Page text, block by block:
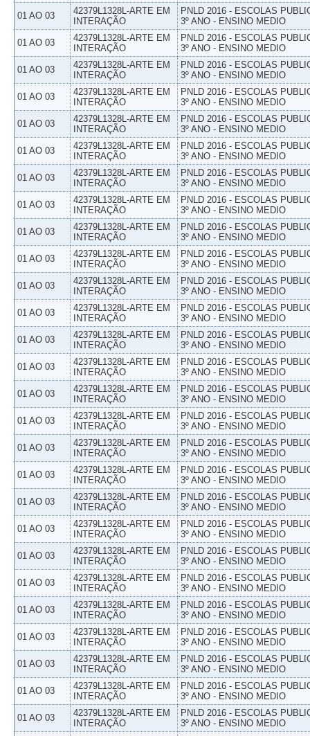
01 AO 03
42379L1328L-ARTE EM
INTERAÇÃO
PNLD 2016 - ESCOLAS
3º ANO - ENSINO MEDIO
01 AO 03
42379L1328L-ARTE EM
INTERAÇÃO
PNLD 2016 - ESCOLAS
3º ANO - ENSINO MEDIO
01 AO 03
42379L1328L-ARTE EM
INTERAÇÃO
PNLD 2016 - ESCOLAS
3º ANO - ENSINO MEDIO
01 AO 03
42379L1328L-ARTE EM
INTERAÇÃO
PNLD 2016 - ESCOLAS
3º ANO - ENSINO MEDIO
01 AO 03
42379L1328L-ARTE EM
INTERAÇÃO
PNLD 2016 - ESCOLAS
3º ANO - ENSINO MEDIO
01 AO 03
42379L1328L-ARTE EM
INTERAÇÃO
PNLD 2016 - ESCOLAS
3º ANO - ENSINO MEDIO
01 AO 03
42379L1328L-ARTE EM
INTERAÇÃO
PNLD 2016 - ESCOLAS
3º ANO - ENSINO MEDIO
01 AO 03
42379L1328L-ARTE EM
INTERAÇÃO
PNLD 2016 - ESCOLAS
3º ANO - ENSINO MEDIO
01 AO 03
42379L1328L-ARTE EM
INTERAÇÃO
PNLD 2016 - ESCOLAS
3º ANO - ENSINO MEDIO
01 AO 03
42379L1328L-ARTE EM
INTERAÇÃO
PNLD 2016 - ESCOLAS
3º ANO - ENSINO MEDIO
01 AO 03
42379L1328L-ARTE EM
INTERAÇÃO
PNLD 2016 - ESCOLAS
3º ANO - ENSINO MEDIO
01 AO 03
42379L1328L-ARTE EM
INTERAÇÃO
PNLD 2016 - ESCOLAS
3º ANO - ENSINO MEDIO
01 AO 03
42379L1328L-ARTE EM
INTERAÇÃO
PNLD 2016 - ESCOLAS
3º ANO - ENSINO MEDIO
01 AO 03
42379L1328L-ARTE EM
INTERAÇÃO
PNLD 2016 - ESCOLAS
3º ANO - ENSINO MEDIO
01 AO 03
42379L1328L-ARTE EM
INTERAÇÃO
PNLD 2016 - ESCOLAS
3º ANO - ENSINO MEDIO
01 AO 03
42379L1328L-ARTE EM
INTERAÇÃO
PNLD 2016 - ESCOLAS
3º ANO - ENSINO MEDIO
01 AO 03
42379L1328L-ARTE EM
INTERAÇÃO
PNLD 2016 - ESCOLAS
3º ANO - ENSINO MEDIO
01 AO 03
42379L1328L-ARTE EM
INTERAÇÃO
PNLD 2016 - ESCOLAS
3º ANO - ENSINO MEDIO
01 AO 03
42379L1328L-ARTE EM
INTERAÇÃO
PNLD 2016 - ESCOLAS
3º ANO - ENSINO MEDIO
01 AO 03
42379L1328L-ARTE EM
INTERAÇÃO
PNLD 2016 - ESCOLAS
3º ANO - ENSINO MEDIO
01 AO 03
42379L1328L-ARTE EM
INTERAÇÃO
PNLD 2016 - ESCOLAS
3º ANO - ENSINO MEDIO
01 AO 03
42379L1328L-ARTE EM
INTERAÇÃO
PNLD 2016 - ESCOLAS
3º ANO - ENSINO MEDIO
01 AO 03
42379L1328L-ARTE EM
INTERAÇÃO
PNLD 2016 - ESCOLAS
3º ANO - ENSINO MEDIO
01 AO 03
42379L1328L-ARTE EM
INTERAÇÃO
PNLD 2016 - ESCOLAS
3º ANO - ENSINO MEDIO
01 AO 03
42379L1328L-ARTE EM
INTERAÇÃO
PNLD 2016 - ESCOLAS
3º ANO - ENSINO MEDIO
01 AO 03
42379L1328L-ARTE EM
INTERAÇÃO
PNLD 2016 - ESCOLAS
3º ANO - ENSINO MEDIO
01 AO 03
42379L1328L-ARTE EM
INTERAÇÃO
PNLD 2016 - ESCOLAS
3º ANO - ENSINO MEDIO